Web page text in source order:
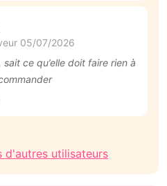
05/07/2026
ce qu’elle doit faire rien à
d'autres utilisateurs